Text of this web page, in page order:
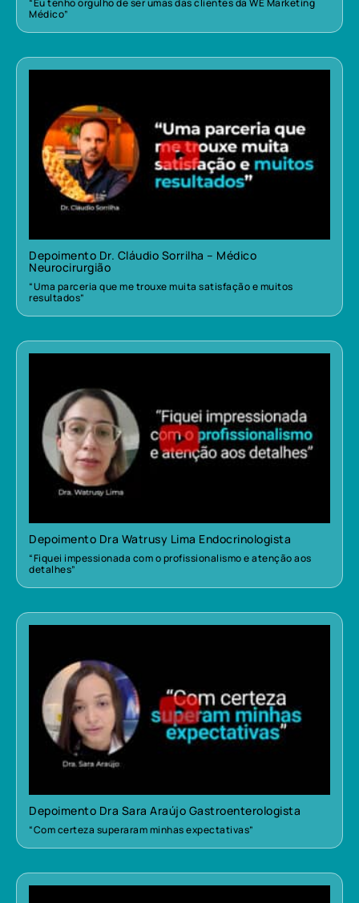
“Eu tenho orgulho de ser umas das clientes da WE Marketing
Médico”
Depoimento Dr. Cláudio Sorrilha – Médico
Neurocirurgião
“Uma parceria que me trouxe muita satisfação e muitos
resultados”
Depoimento Dra Watrusy Lima Endocrinologista
“Fiquei impessionada com o profissionalismo e atenção aos
detalhes”
Depoimento Dra Sara Araújo Gastroenterologista
“Com certeza superaram minhas expectativas”